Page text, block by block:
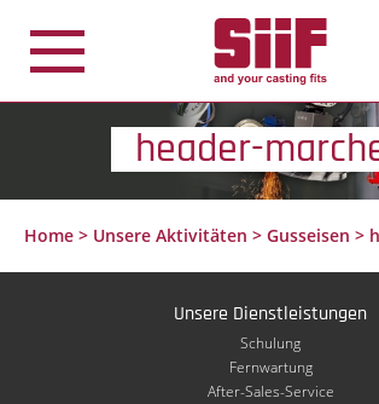
header-
Home > Unsere Aktivitäten > Gusseisen >
Unsere Dienstleistungen
Schulung
Fernwartung
After-Sales-Service